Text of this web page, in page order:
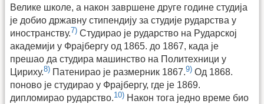
Велике школе, а након завршене друге године студија
је добио државну стипендију за студије рударства у
иностранству.7) Студирао је рударство на Рударској
академији у Фрајбергу од 1865. до 1867, када је
прешао да студира машинство на Политехници у
Цириху.8) Патенирао је размерник 1867.9) Од 1868.
поново је студирао у Фрајбергу, где је 1869.
дипломирао рударство.10) Након тога једно време био